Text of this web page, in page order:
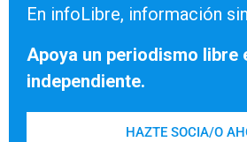
En infoLibre, información
Apoya un periodismo libre
independiente.
HAZTE SOCIA/O